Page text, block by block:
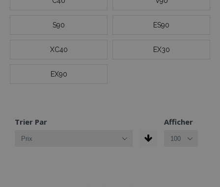
S90 ES90
XC40 EX30
EX90
Trier Par Afficher